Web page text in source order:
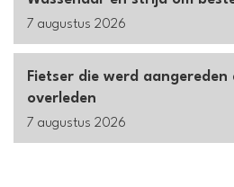
7 augustus 2026
Fietser die werd
overleden
7 augustus 2026